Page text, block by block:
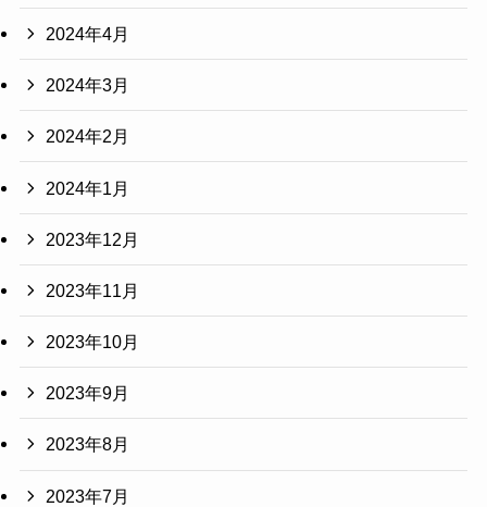
2024年4月
2024年3月
2024年2月
2024年1月
2023年12月
2023年11月
2023年10月
2023年9月
2023年8月
2023年7月